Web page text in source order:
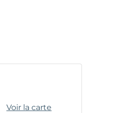
Voir la carte